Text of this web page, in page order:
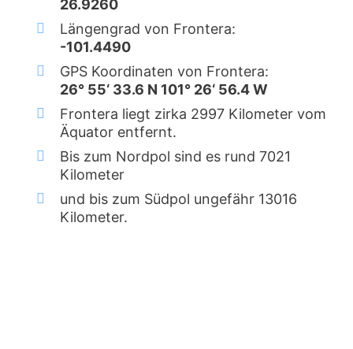
26.9260
Längengrad von Frontera:
-101.4490
GPS Koordinaten von Frontera:
26° 55‘ 33.6 N 101° 26‘ 56.4 W
Frontera liegt zirka 2997 Kilometer vom
Äquator entfernt.
Bis zum Nordpol sind es rund 7021
Kilometer
und bis zum Südpol ungefähr 13016
Kilometer.